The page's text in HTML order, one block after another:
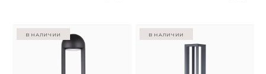
в наличии в наличии